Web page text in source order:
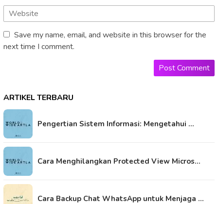
Save my name, email, and website in this browser for the
next time I comment.
ARTIKEL TERBARU
Pengertian Sistem Informasi: Mengetahui …
Cara Menghilangkan Protected View Micros…
Cara Backup Chat WhatsApp untuk Menjaga …